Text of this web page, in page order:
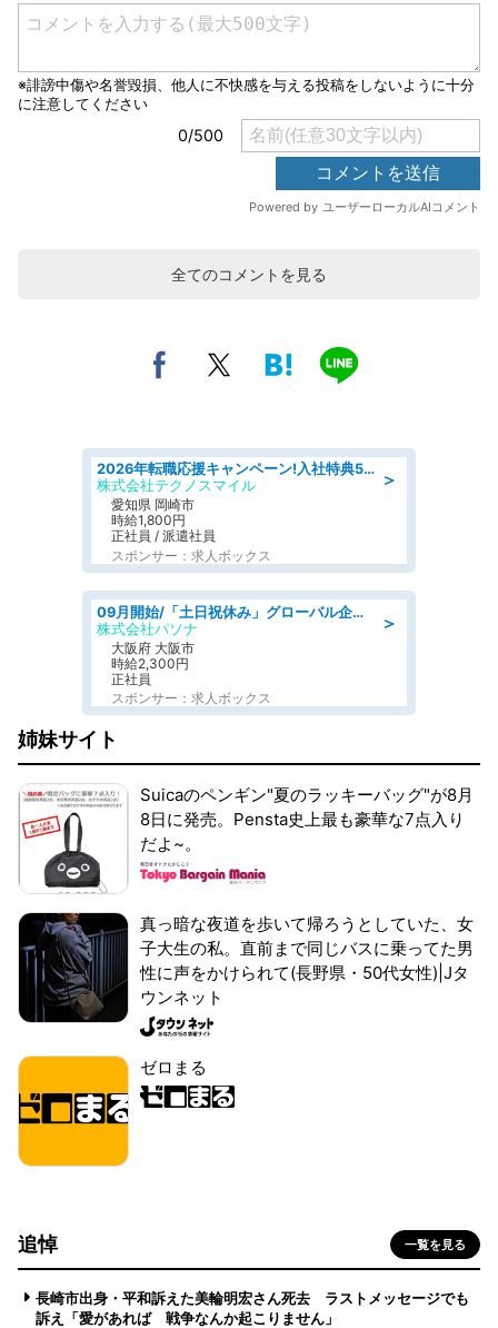
全てのコメントを見る
＞
2026年転職応援キャンペーン!入社特典58万円/デンソーで働こう!自動車工場で小型部品の検査業務 denso aichi
株式会社テクノスマイル
愛知県 岡崎市
時給1,800円
正社員 / 派遣社員
スポンサー：求人ボックス
＞
09月開始/「土日祝休み」グローバル企業での産業保健のお仕事/保健師/高時給/残業なし/服装自由
株式会社パソナ
大阪府 大阪市
時給2,300円
正社員
スポンサー：求人ボックス
姉妹サイト
Suicaのペンギン"夏のラッキーバッグ"が8月
8日に発売。Pensta史上最も豪華な7点入り
だよ~。
真っ暗な夜道を歩いて帰ろうとしていた、女
子大生の私。直前まで同じバスに乗ってた男
性に声をかけられて(長野県・50代女性)|Jタ
ウンネット
ゼロまる
追悼 一覧を見る
長崎市出身・平和訴えた美輪明宏さん死去 ラストメッセージでも
訴え「愛があれば 戦争なんか起こりません」